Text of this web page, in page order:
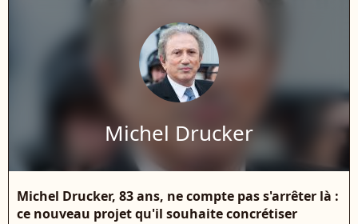
Michel Drucker
Michel Drucker, 83 ans, ne compte pas s'arrêter là :
ce nouveau projet qu'il souhaite concrétiser